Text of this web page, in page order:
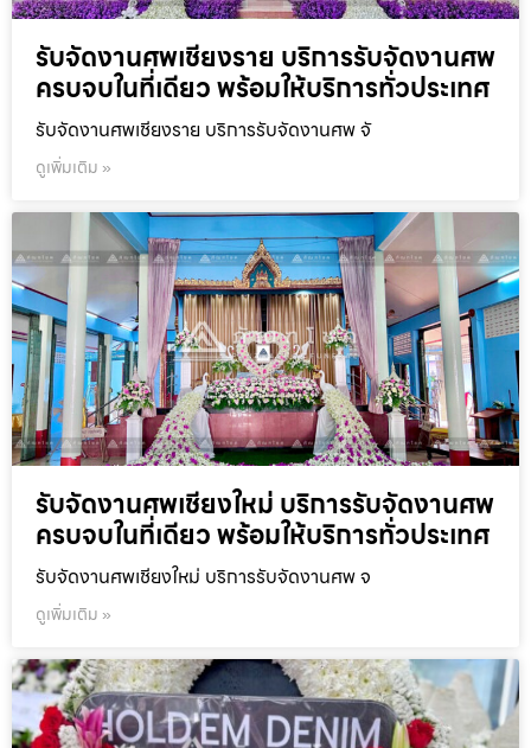
รับจัดงานศพเชียงราย บริการรับจัดงานศพ
ครบจบในที่เดียว พร้อมให้บริการทั่วประเทศ
รับจัดงานศพเชียงราย บริการรับจัดงานศพ จั
ดูเพิ่มเติม »
รับจัดงานศพเชียงใหม่ บริการรับจัดงานศพ
ครบจบในที่เดียว พร้อมให้บริการทั่วประเทศ
รับจัดงานศพเชียงใหม่ บริการรับจัดงานศพ จ
ดูเพิ่มเติม »